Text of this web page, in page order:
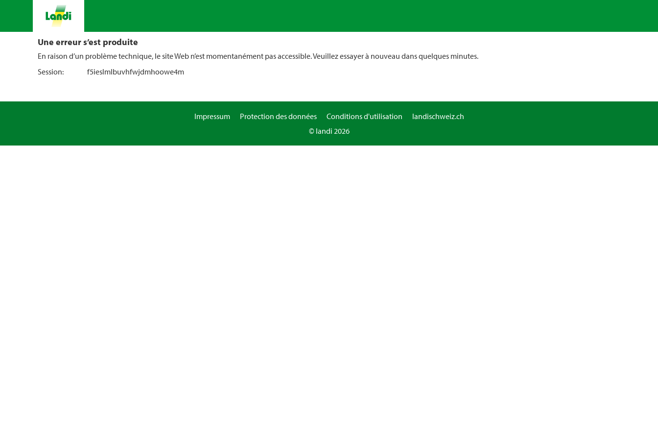
Une erreur s’est produite
En raison d’un problème technique, le site Web n’est momentanément pas accessible. Veuillez essayer à nouveau dans quelques minutes.
Session:
f5ieslmlbuvhfwjdmhoowe4m
Impressum Protection des données Conditions d'utilisation
landischweiz.ch
© landi 2026